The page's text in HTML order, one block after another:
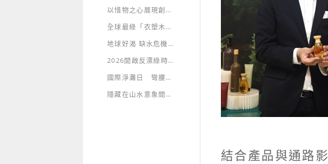
結合產品與通路
以惜物之心展現創意 “廢棄物”也能華麗轉身 再現永續價值
全球最綠「衣塑木」招牌 獨創永續新時尚
地球好渴 缺水危機急速蔓延
2026開啟反漂綠時代，假ESG企業將原形畢露
國際淨灘日 彎腰向大自然示愛
隱藏在山水意象間的綠建築生態美學